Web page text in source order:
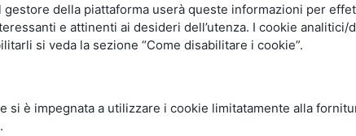
della piattaforma userà queste informazioni per
e attinenti ai desideri dell’utenza. I cookie
si veda la sezione “Come disabilitare i cookie”.
è impegnata a utilizzare i cookie limitatamente alla